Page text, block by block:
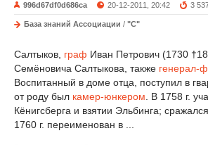
996d67df0d686ca 20-12-2011, 20:42 3
База знаний Ассоциации / "С"
Салтыков, граф Иван Петрович (1730
Семёновича Салтыкова, также генерал-
Воспитанный в доме отца, поступил в
от роду был камер-юнкером . В 1758 г.
Кёнигсберга и взятии Эльбинга;
1760 г. переименован в ...